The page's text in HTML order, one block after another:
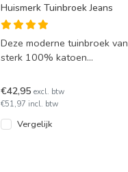
Huismerk Tuinbroek Jeans
Deze moderne tuinbroek van
sterk 100% katoen
comfort en functionaliteit v
€42,95excl. btw
€51,97 incl. btw
Vergelijk